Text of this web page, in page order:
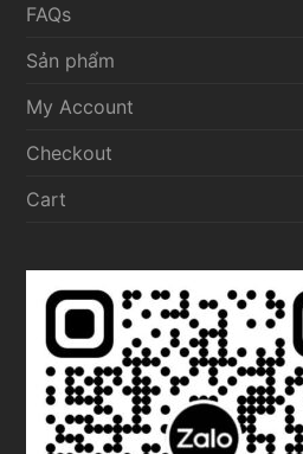
FAQs
Sản phẩm
My Account
Checkout
Cart